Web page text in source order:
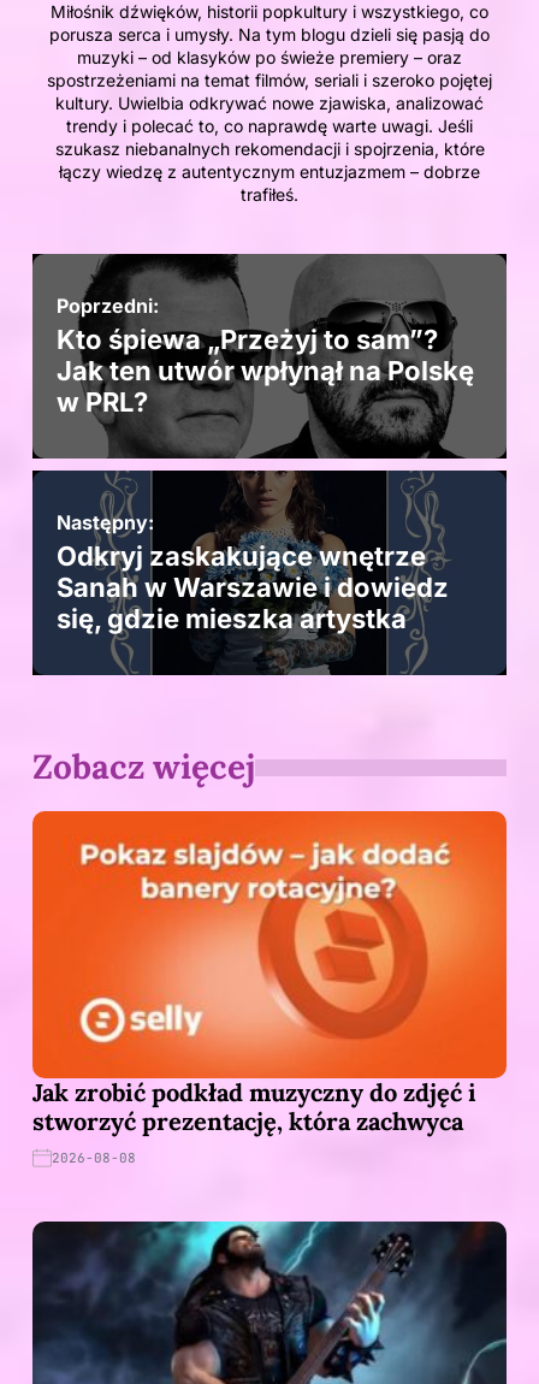
Miłośnik dźwięków, historii popkultury i wszystkiego, co
porusza serca i umysły. Na tym blogu dzieli się pasją do
muzyki – od klasyków po świeże premiery – oraz
spostrzeżeniami na temat filmów, seriali i szeroko pojętej
kultury. Uwielbia odkrywać nowe zjawiska, analizować
trendy i polecać to, co naprawdę warte uwagi. Jeśli
szukasz niebanalnych rekomendacji i spojrzenia, które
łączy wiedzę z autentycznym entuzjazmem – dobrze
trafiłeś.
Poprzedni:
Kto śpiewa „Przeżyj to sam”?
Jak ten utwór wpłynął na Polskę
w PRL?
Następny:
Odkryj zaskakujące wnętrze
Sanah w Warszawie i dowiedz
się, gdzie mieszka artystka
Zobacz więcej
Jak zrobić podkład muzyczny do zdjęć i
stworzyć prezentację, która zachwyca
2026-08-08